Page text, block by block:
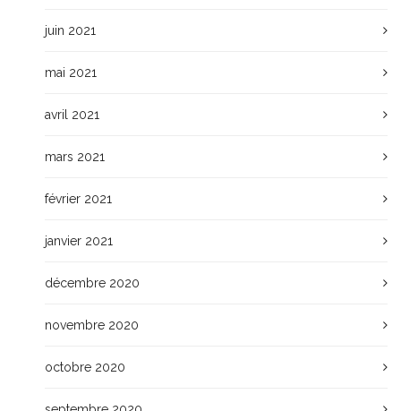
juin 2021
mai 2021
avril 2021
mars 2021
février 2021
janvier 2021
décembre 2020
novembre 2020
octobre 2020